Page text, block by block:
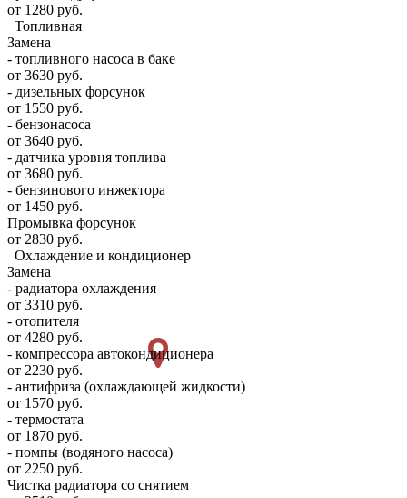
от 1280 руб.
Топливная
Замена
- топливного насоса в баке
от 3630 руб.
- дизельных форсунок
от 1550 руб.
- бензонасоса
от 3640 руб.
- датчика уровня топлива
от 3680 руб.
- бензинового инжектора
от 1450 руб.
Промывка форсунок
от 2830 руб.
Охлаждение и кондиционер
Замена
- радиатора охлаждения
от 3310 руб.
- отопителя
от 4280 руб.
- компрессора автокондиционера
от 2230 руб.
- антифриза (охлаждающей жидкости)
от 1570 руб.
- термостата
от 1870 руб.
- помпы (водяного насоса)
от 2250 руб.
Чистка радиатора со снятием